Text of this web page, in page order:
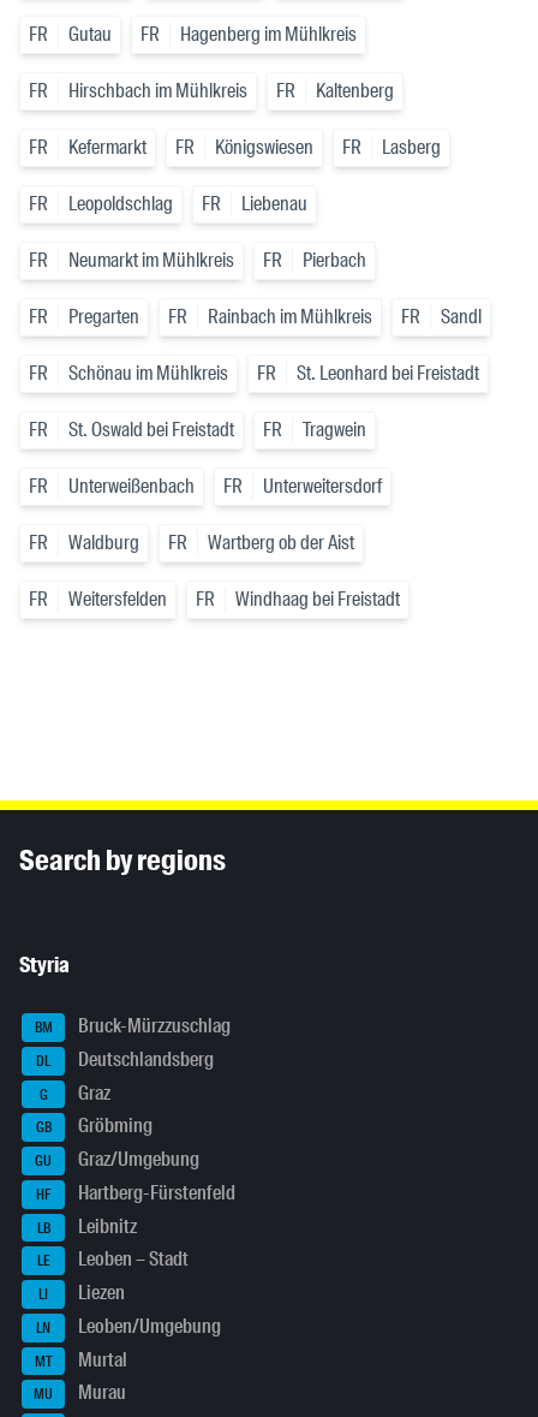
FR Gutau FR Hagenberg im Mühlkreis
FR Hirschbach im Mühlkreis FR Kaltenberg
FR Kefermarkt FR Königswiesen FR Lasberg
FR Leopoldschlag FR Liebenau
FR Neumarkt im Mühlkreis FR Pierbach
FR Pregarten FR Rainbach im Mühlkreis FR Sandl
FR Schönau im Mühlkreis FR St. Leonhard bei Freistadt
FR St. Oswald bei Freistadt FR Tragwein
FR Unterweißenbach FR Unterweitersdorf
FR Waldburg FR Wartberg ob der Aist
FR Weitersfelden FR Windhaag bei Freistadt
Search by regions
Styria
BM Bruck-Mürzzuschlag
DL Deutschlandsberg
G Graz
GB Gröbming
GU Graz/Umgebung
HF Hartberg-Fürstenfeld
LB Leibnitz
LE Leoben – Stadt
LI Liezen
LN Leoben/Umgebung
MT Murtal
MU
Murau